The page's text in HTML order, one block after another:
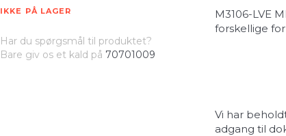
IKKE PÅ LAGER
Har du spørgsmål til produktet?
Bare giv os et kald på 70701009
M3106-LVE
forskellige
Vi har
adgang til